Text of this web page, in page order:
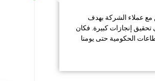
عملاء الشركة بهدف
تحقيق إنجازات كبيرة. فكان
الحكومية حتى يومنا